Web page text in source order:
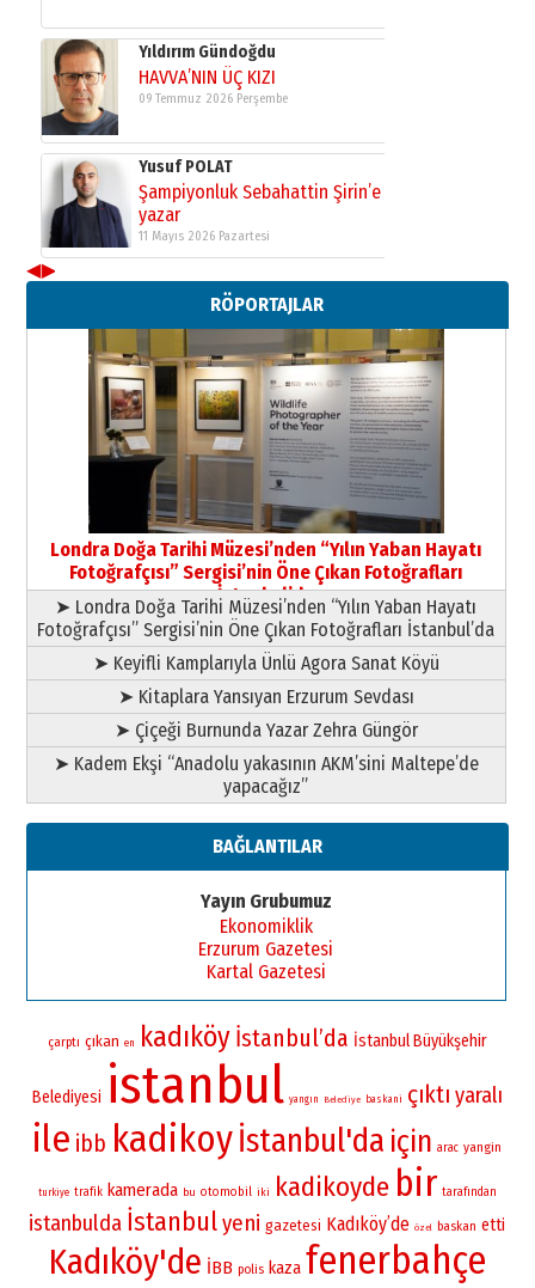
Yıldırım Gündoğdu
HAVVA’NIN ÜÇ KIZI
09 Temmuz 2026 Perşembe
Yusuf POLAT
Şampiyonluk Sebahattin Şirin’e
yazar
11 Mayıs 2026 Pazartesi
Neşat YALÇIN
Paranın Aile Kültüründeki Yeri
03 Ağustos 2026 Pazartesi
Yıldırım Gündoğdu
HAVVA’NIN ÜÇ KIZI
09 Temmuz 2026 Perşembe
Yusuf POLAT
Şampiyonluk Sebahattin Şirin’e
yazar
11 Mayıs 2026 Pazartesi
◀▶
RÖPORTAJLAR
Londra Doğa Tarihi Müzesi’nden “Yılın Yaban Hayatı
Fotoğrafçısı” Sergisi’nin Öne Çıkan Fotoğrafları
İstanbul’da
➤ Londra Doğa Tarihi Müzesi’nden “Yılın Yaban Hayatı
Fotoğrafçısı” Sergisi’nin Öne Çıkan Fotoğrafları İstanbul’da
➤ Keyifli Kamplarıyla Ünlü Agora Sanat Köyü
➤ Kitaplara Yansıyan Erzurum Sevdası
➤ Çiçeği Burnunda Yazar Zehra Güngör
➤ Kadem Ekşi “Anadolu yakasının AKM’sini Maltepe’de
yapacağız”
BAĞLANTILAR
Yayın Grubumuz
Ekonomiklik
Erzurum Gazetesi
Kartal Gazetesi
çarptı çıkan en kadıköy İstanbul’da İstanbul Büyükşehir
Belediyesi istanbul yangın Belediye baskani çıktı yaralı
ile ibb kadikoyİstanbul'da için arac yangin
turkiye trafik kamerada bu otomobil iki kadikoyde bir tarafından
istanbulda İstanbul yeni gazetesi Kadıköy’de özel baskan etti
Kadıköy'de İBB polis kaza fenerbahçe